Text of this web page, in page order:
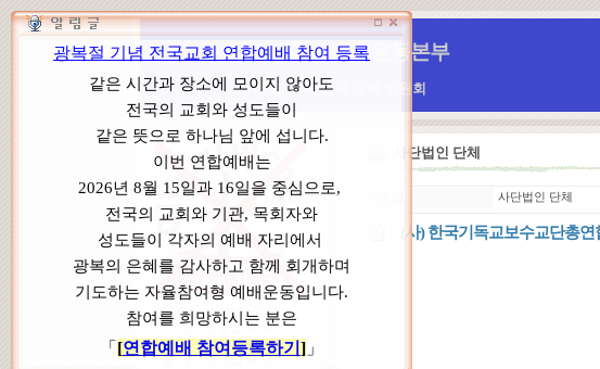
WCC 고발(반대)운동본부
특별 WCC 반대 대책 위원회
본부장 : 박동호 목사
고 문 : 남성운 목사
위원장 : 이상원 목사
총 무 : 권태섭 목사
사단법인 단체
사단법인 단체
“ (사) 한국기독교보수교단총연